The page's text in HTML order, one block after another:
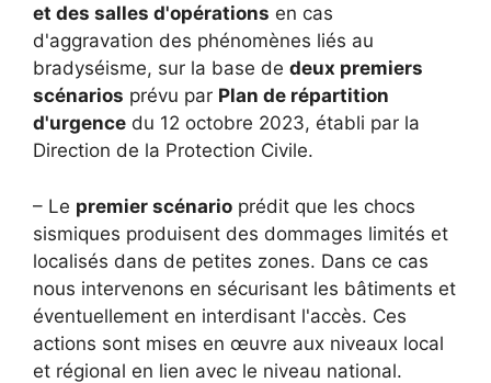
et des salles d'opérations en cas
d'aggravation des phénomènes liés au
bradyséisme, sur la base de deux premiers
scénarios prévu par Plan de répartition
d'urgence du 12 octobre 2023, établi par la
Direction de la Protection Civile.
– Le premier scénario prédit que les chocs
sismiques produisent des dommages limités et
localisés dans de petites zones. Dans ce cas
nous intervenons en sécurisant les bâtiments et
éventuellement en interdisant l'accès. Ces
actions sont mises en œuvre aux niveaux local
et régional en lien avec le niveau national.